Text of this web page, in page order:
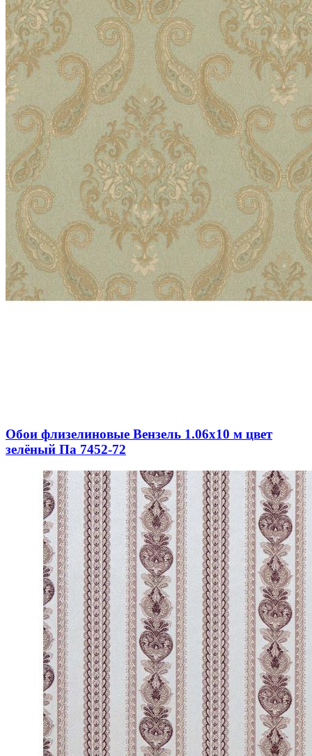
Обои флизелиновые Вензель 1.06х10 м цвет
зелёный Па 7452-72